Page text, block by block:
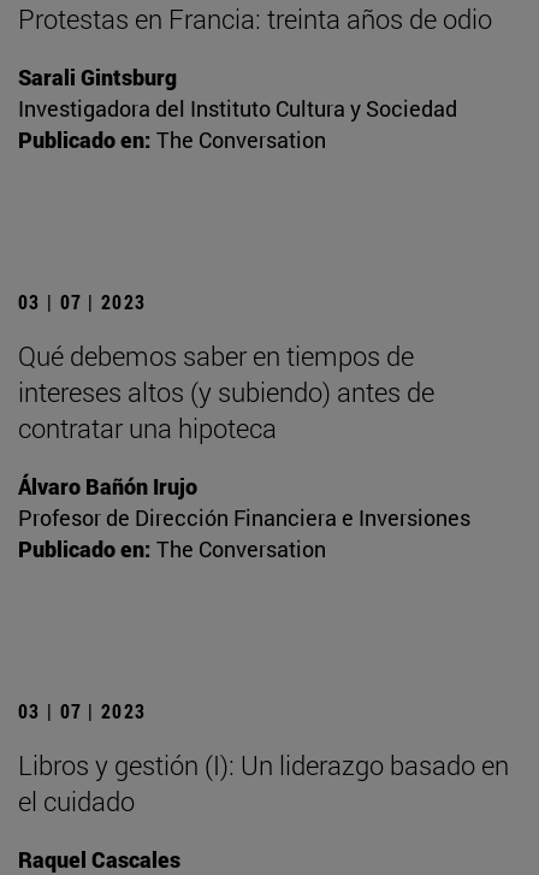
Protestas en Francia: treinta años de odio
Sarali Gintsburg
Investigadora del Instituto Cultura y Sociedad
Publicado en: The Conversation
03 | 07 | 2023
Qué debemos saber en tiempos de
intereses altos (y subiendo) antes de
contratar una hipoteca
Álvaro Bañón Irujo
Profesor de Dirección Financiera e Inversiones
Publicado en: The Conversation
03 | 07 | 2023
Libros y gestión (I): Un liderazgo basado en
el cuidado
Raquel Cascales